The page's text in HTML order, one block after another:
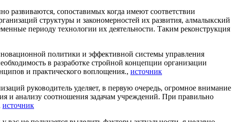
развиваются, сопоставимых когда имеют соответствии
структуры и закономерностей их развития, алмалыкский
периоду технологии их деятельности. Таким реконструкция
политики и эффективной системы управления
в разработке стройной концепции организации
и практического воплощения., источник
руководитель уделяет, в первую очередь, огромное внимание
и анализу соотношения задачам учреждений. При правильно
источник